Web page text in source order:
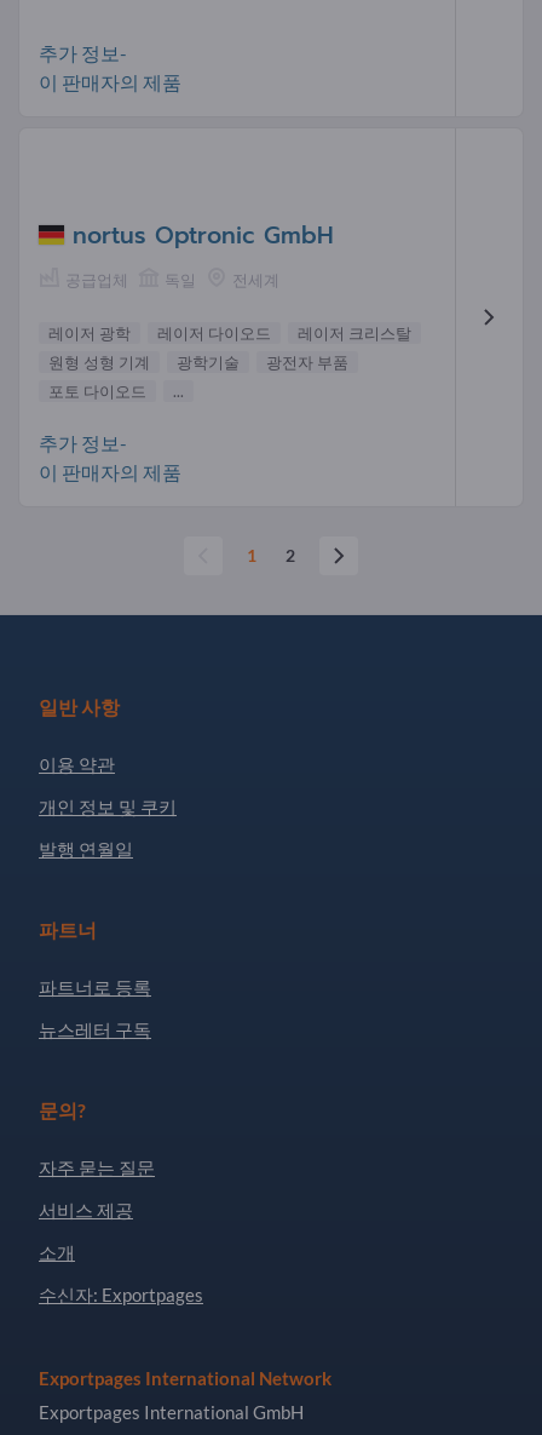
추가 정보-
이 판매자의 제품
nortus Optronic GmbH
공급업체 독일 전세계
레이저 광학 레이저 다이오드
레이저 크리스탈
원형 성형 기계
광학기술
광전자 부품
포토 다이오드
...
추가 정보-
이 판매자의 제품
1 2
일반 사항
이용 약관
개인 정보 및 쿠키
발행 연월일
파트너
파트너로 등록
뉴스레터 구독
문의?
자주 묻는 질문
서비스 제공
소개
수신자: Exportpages
Exportpages International Network
Exportpages International GmbH